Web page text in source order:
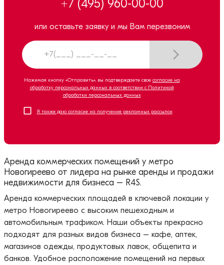
+7 (495) 960-00-00
или оставьте заявку и мы Вам перезвоним
Нажимая кнопку «Отправить», вы подтверждаете свое согласие на
обработку персональных данных в соответствии с Политикой
обработки персональных данных
Я также даю согласие на получение рекламных рассылок
Аренда коммерческих помещений у метро
Новогиреево от лидера на рынке аренды и продажи
недвижимости для бизнеса – R4S.
Аренда коммерческих площадей в ключевой локации у
метро Новогиреево с высоким пешеходным и
автомобильным трафиком. Наши объекты прекрасно
подходят для разных видов бизнеса – кафе, аптек,
магазинов одежды, продуктовых лавок, общепита и
банков. Удобное расположение помещений на первых